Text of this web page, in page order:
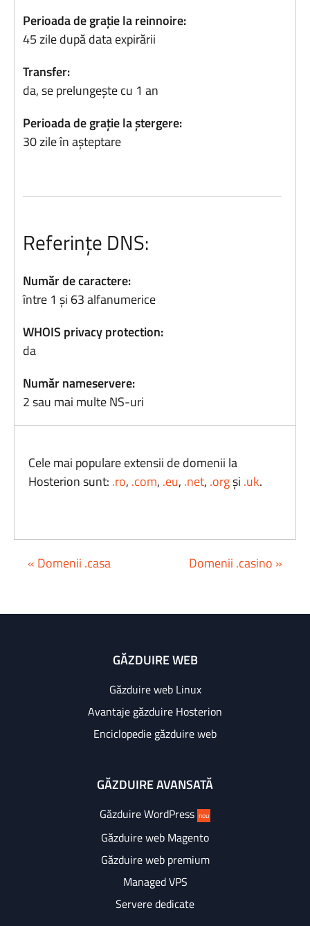
Perioada de grație la reinnoire:
45 zile după data expirării
Transfer:
da, se prelungește cu 1 an
Perioada de grație la ștergere:
30 zile în așteptare
Referințe DNS:
Număr de caractere:
între 1 și 63 alfanumerice
WHOIS privacy protection:
da
Număr nameservere:
2 sau mai multe NS-uri
Cele mai populare extensii de domenii la
Hosterion sunt: .ro, .com, .eu, .net, .orgși .uk.
« Domenii .casa Domenii .casino »
GĂZDUIRE WEB
Găzduire web Linux
Avantaje găzduire Hosterion
Enciclopedie găzduire web
GĂZDUIRE AVANSATĂ
Găzduire WordPress nou
Găzduire web Magento
Găzduire web premium
Managed VPS
Servere dedicate